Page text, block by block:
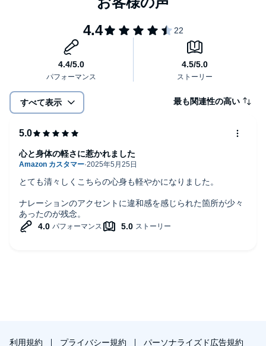
すべて表示 最も関連性の高い
とても清々しくこちらの心身も軽やかになりました。
ナレーションのアクセントに違和感を感じられた箇所が少々
あったのが残念。
心と身体の軽さに惹かれました
利用規約 プライバシー規約 パーソナライズド広告規約